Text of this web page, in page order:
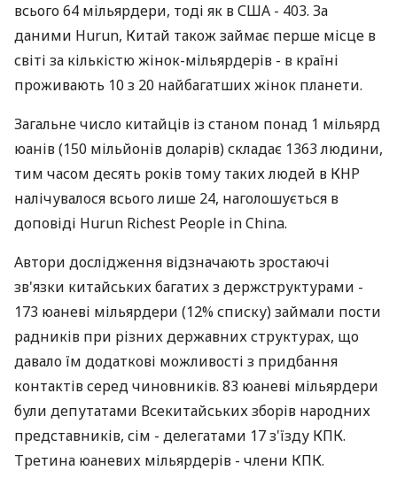
всього 64 мільярдери, тоді як в США - 403. За
даними Hurun, Китай також займає перше місце в
світі за кількістю жінок-мільярдерів - в країні
проживають 10 з 20 найбагатших жінок планети.
Загальне число китайців із станом понад 1 мільярд
юанів (150 мільйонів доларів) складає 1363 людини,
тим часом десять років тому таких людей в КНР
налічувалося всього лише 24, наголошується в
доповіді Hurun Richest People in China.
Автори дослідження відзначають зростаючі
зв'язки китайських багатих з держструктурами -
173 юаневі мільярдери (12% списку) займали пости
радників при різних державних структурах, що
давало їм додаткові можливості з придбання
контактів серед чиновників. 83 юаневі мільярдери
були депутатами Всекитайських зборів народних
представників, сім - делегатами 17 з'їзду КПК.
Третина юаневих мільярдерів - члени КПК.